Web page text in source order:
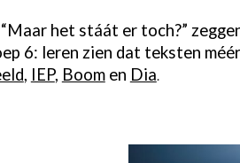
het stáát er toch?”
6: leren zien dat teksten
, IEP, Boomen Dia.